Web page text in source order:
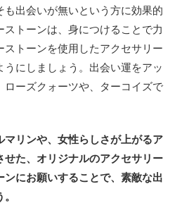
出会いが無いという方に効果的
トーンは、身につけることで力
ストーンを使用したアクセサリー
うにしましょう。出会い運をアッ
ローズクォーツや、ターコイズで
マリンや、女性らしさが上がるア
せた、オリジナルのアクセサリー
ンにお願いすることで、素敵な出